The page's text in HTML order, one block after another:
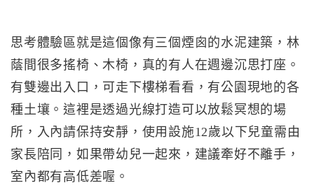
思考體驗區就是這個像有三個煙囪的水泥建築，林
蔭間很多搖椅、木椅，真的有人在週邊沉思打座。
有雙邊出入口，可走下樓梯看看，有公園現地的各
種土壤。這裡是透過光線打造可以放鬆冥想的場
所，入內請保持安靜，使用設施12歲以下兒童需由
家長陪同，如果帶幼兒一起來，建議牽好不離手，
室內都有高低差喔。